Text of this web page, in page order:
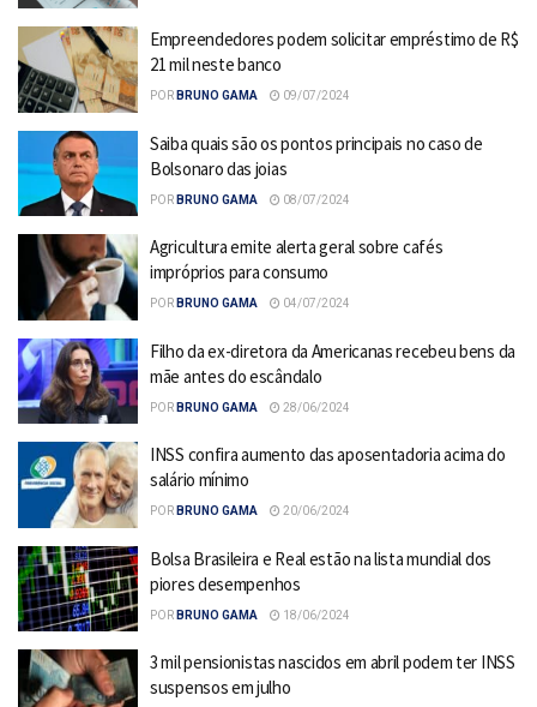
Empreendedores podem solicitar empréstimo de R$
21 mil neste banco
POR BRUNO GAMA 09/07/2024
Saiba quais são os pontos principais no caso de
Bolsonaro das joias
POR BRUNO GAMA 08/07/2024
Agricultura emite alerta geral sobre cafés
impróprios para consumo
POR BRUNO GAMA 04/07/2024
Filho da ex-diretora da Americanas recebeu bens da
mãe antes do escândalo
POR BRUNO GAMA 28/06/2024
INSS confira aumento das aposentadoria acima do
salário mínimo
POR BRUNO GAMA 20/06/2024
Bolsa Brasileira e Real estão na lista mundial dos
piores desempenhos
POR BRUNO GAMA 18/06/2024
3 mil pensionistas nascidos em abril podem ter INSS
suspensos em julho